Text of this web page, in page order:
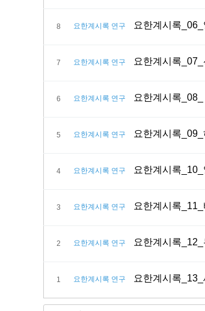
8 요한계시록 연구 요한계시록
7 요한계시록 연구 요한계시록
6 요한계시록 연구 요한계시록
5 요한계시록 연구 요한계시록
4 요한계시록 연구 요한계시록
3 요한계시록 연구 요한계시록
2 요한계시록 연구 요한계시록
1 요한계시록 연구 요한계시록